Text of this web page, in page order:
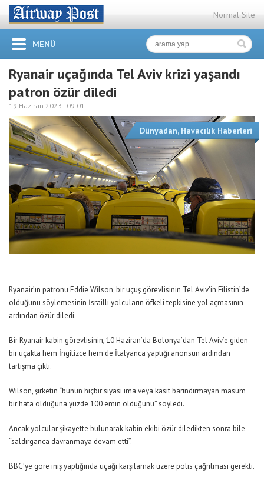
Normal Site
MENÜ
Ryanair uçağında Tel Aviv krizi yaşandı
patron özür diledi
19 Haziran 2023 - 09:01
Dünyadan, Havacılık Haberleri
Ryanair’ın patronu Eddie Wilson, bir uçuş görevlisinin Tel Aviv’in Filistin’de
olduğunu söylemesinin İsrailli yolcuların öfkeli tepkisine yol açmasının
ardından özür diledi.
Bir Ryanair kabin görevlisinin, 10 Haziran’da Bolonya’dan Tel Aviv’e giden
bir uçakta hem İngilizce hem de İtalyanca yaptığı anonsun ardından
tartışma çıktı.
Wilson, şirketin “bunun hiçbir siyasi ima veya kasıt barındırmayan masum
bir hata olduğuna yüzde 100 emin olduğunu” söyledi.
Ancak yolcular şikayette bulunarak kabin ekibi özür diledikten sonra bile
“saldırganca davranmaya devam etti”.
BBC’ye göre iniş yaptığında uçağı karşılamak üzere polis çağrılması gerekti.